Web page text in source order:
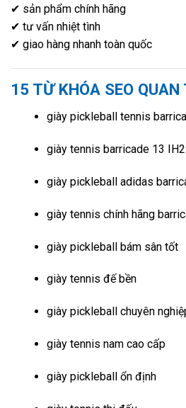
✔ sản phẩm chính hãng
✔ tư vấn nhiệt tình
✔ giao hàng nhanh toàn quốc
15 TỪ KHÓA SEO QUAN
giày pickleball tennis
giày tennis barricade 13
giày pickleball adidas
giày tennis chính hãng
giày pickleball bám sân tốt
giày tennis đế bền
giày pickleball chuyên
giày tennis nam cao cấp
giày pickleball ổn định